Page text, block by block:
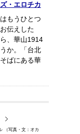
・エロチカ
もうひとつ
伝えした
、華山1914
か。「台北
ばにある華
（写真・文：オカ